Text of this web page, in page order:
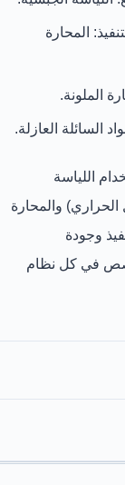
المحارة
الملونة.
السائلة العازلة.
اللياسة
الحراري) و المحارة
وجودة
في كل نظام